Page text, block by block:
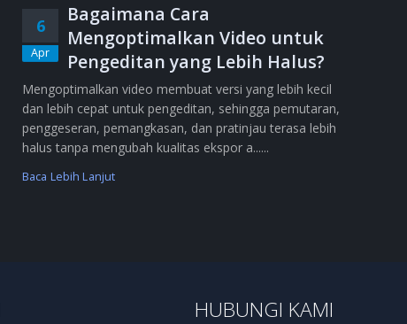
6
Apr
Bagaimana Cara
Mengoptimalkan Video untuk
Pengeditan yang Lebih Halus?
Mengoptimalkan video membuat versi yang lebih kecil
dan lebih cepat untuk pengeditan, sehingga pemutaran,
penggeseran, pemangkasan, dan pratinjau terasa lebih
halus tanpa mengubah kualitas ekspor a......
Baca Lebih Lanjut
HUBUNGI KAMI